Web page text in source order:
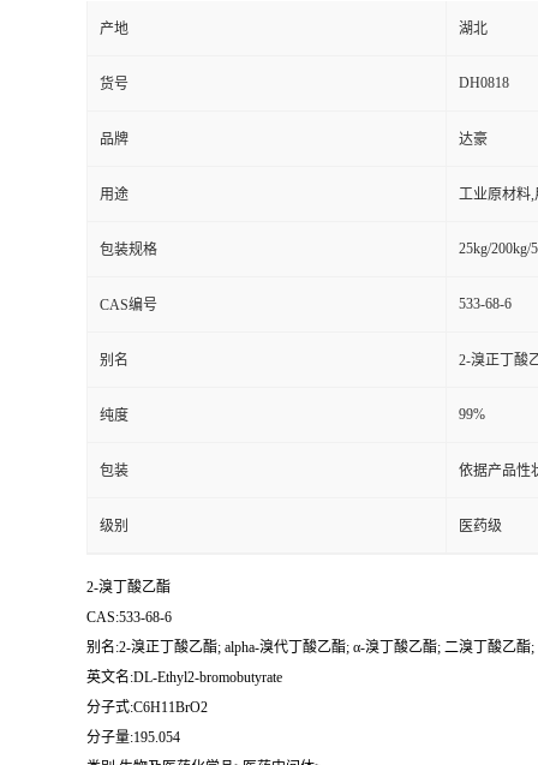
产地 湖北
货号 DH0818
品牌 达豪
用途 工业原材料
包装规格 25kg/200kg/
CAS编号 533-68-6
别名 2-溴正丁酸
纯度 99%
包装 依据产品性
级别 医药级
2-溴丁酸乙酯
CAS:533-68-6
别名:2-溴正丁酸乙酯; alpha-溴代丁酸乙酯; α-溴丁酸乙酯; 二溴丁酸乙酯;
英文名:DL-Ethyl2-bromobutyrate
分子式:C6H11BrO2
分子量:195.054